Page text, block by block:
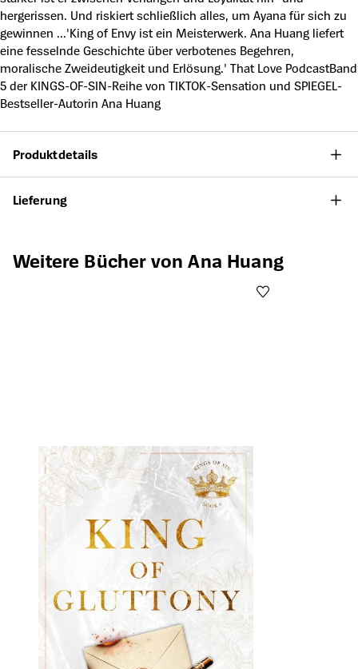
hergerissen. Und riskiert schließlich alles, um Ayana für sich zu
gewinnen ...'King of Envy ist ein Meisterwerk. Ana Huang liefert
eine fesselnde Geschichte über verbotenes Begehren,
moralische Zweideutigkeit und Erlösung.' That Love PodcastBand
5 der KINGS-OF-SIN-Reihe von TIKTOK-Sensation und SPIEGEL-
Bestseller-Autorin Ana Huang
Produktdetails
Lieferung
Produktgalerie überspringen
Weitere Bücher von Ana Huang